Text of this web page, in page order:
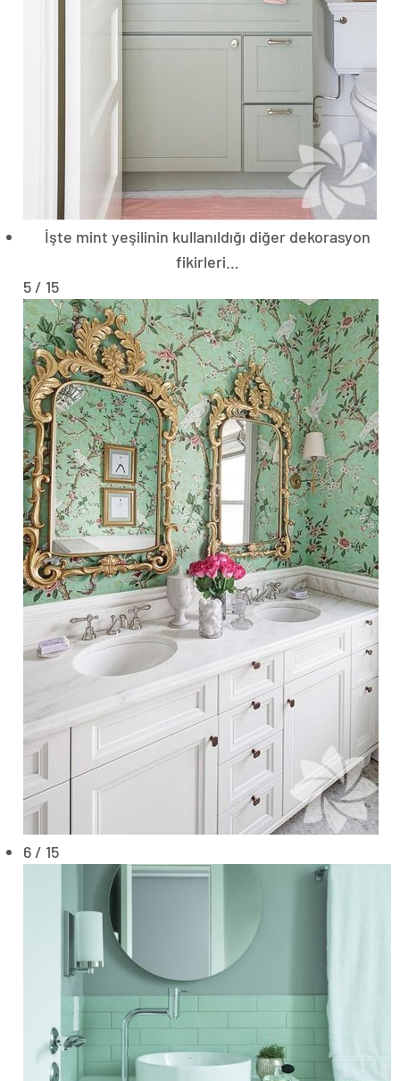
İşte mint yeşilinin kullanıldığı diğer dekorasyon
fikirleri…
5 / 15
6 / 15